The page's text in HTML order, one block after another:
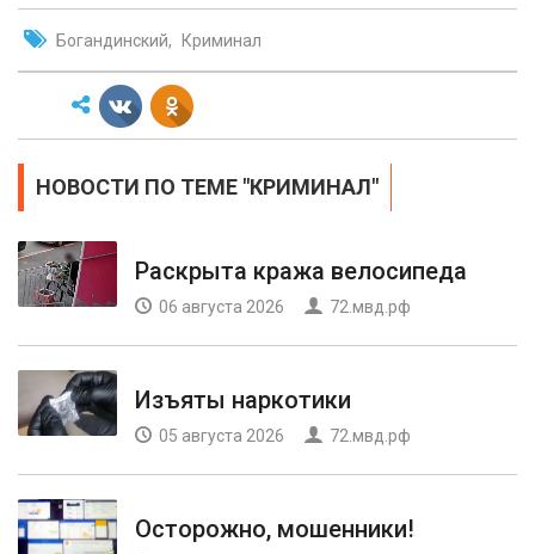
Богандинский Криминал
НОВОСТИ ПО ТЕМЕ "КРИМИНАЛ"
Раскрыта кража велосипеда
06 августа 2026 72.мвд.рф
Изъяты наркотики
05 августа 2026 72.мвд.рф
Осторожно, мошенники!